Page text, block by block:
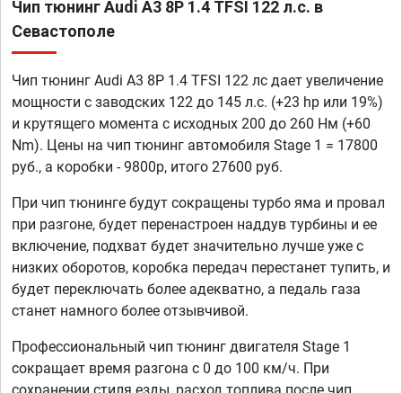
Чип тюнинг Audi A3 8P 1.4 TFSI 122 л.с. в
Севастополе
Чип тюнинг Audi A3 8P 1.4 TFSI 122 лс дает увеличение
мощности с заводских 122 до 145 л.с. (+23 hp или 19%)
и крутящего момента с исходных 200 до 260 Нм (+60
Nm). Цены на чип тюнинг автомобиля Stage 1 = 17800
руб., а коробки - 9800р, итого 27600 руб.
При чип тюнинге будут сокращены турбо яма и провал
при разгоне, будет перенастроен наддув турбины и ее
включение, подхват будет значительно лучше уже с
низких оборотов, коробка передач перестанет тупить, и
будет переключать более адекватно, а педаль газа
станет намного более отзывчивой.
Профессиональный чип тюнинг двигателя Stage 1
сокращает время разгона с 0 до 100 км/ч. При